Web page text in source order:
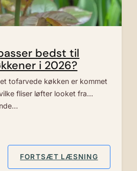
bedst til
i 2026?
tofarvede køkken er kommet
fliser løfter looket fra
FORTSÆT LÆSNING: HVILKE